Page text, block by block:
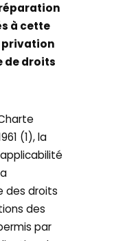
à cette
privation
de droits
(1), la
des droits
des
par